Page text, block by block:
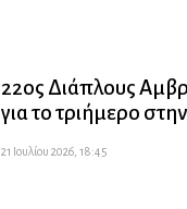
22ος Διάπλους
για το τριήμερο
21 Ιουλίου 2026, 18:45